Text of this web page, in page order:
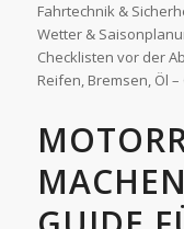
Fahrtechnik &
Wetter &
Checklisten vor der
Reifen, Bremsen, Öl